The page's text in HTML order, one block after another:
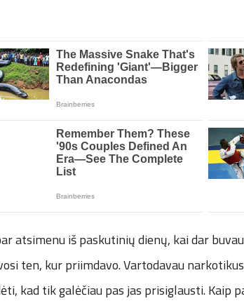
atsimenu iš paskutinių dienų, kai dar
ten, kur priimdavo. Vartodavau
kad tik galėčiau pas jas prisiglausti. Kaip